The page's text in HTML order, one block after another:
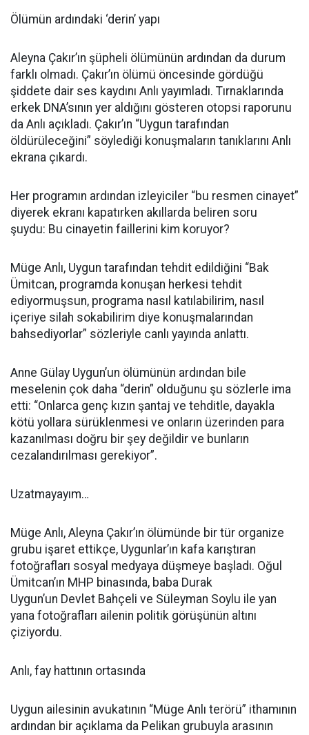
Ölümün ardındaki ‘derin’ yapı
Aleyna Çakır’ın şüpheli ölümünün ardından da durum
farklı olmadı. Çakır’ın ölümü öncesinde gördüğü
şiddete dair ses kaydını Anlı yayımladı. Tırnaklarında
erkek DNA’sının yer aldığını gösteren otopsi raporunu
da Anlı açıkladı. Çakır’ın “Uygun tarafından
öldürüleceğini” söylediği konuşmaların tanıklarını Anlı
ekrana çıkardı.
Her programın ardından izleyiciler “bu resmen cinayet”
diyerek ekranı kapatırken akıllarda beliren soru
şuydu: Bu cinayetin faillerini kim koruyor?
Müge Anlı, Uygun tarafından tehdit edildiğini “Bak
Ümitcan, programda konuşan herkesi tehdit
ediyormuşsun, programa nasıl katılabilirim, nasıl
içeriye silah sokabilirim diye konuşmalarından
bahsediyorlar” sözleriyle canlı yayında anlattı.
Anne Gülay Uygun’un ölümünün ardından bile
meselenin çok daha “derin” olduğunu şu sözlerle ima
etti: “Onlarca genç kızın şantaj ve tehditle, dayakla
kötü yollara sürüklenmesi ve onların üzerinden para
kazanılması doğru bir şey değildir ve bunların
cezalandırılması gerekiyor”.
Uzatmayayım…
Müge Anlı, Aleyna Çakır’ın ölümünde bir tür organize
grubu işaret ettikçe, Uygunlar’ın kafa karıştıran
fotoğrafları sosyal medyaya düşmeye başladı. Oğul
Ümitcan’ın MHP binasında, baba Durak
Uygun’un Devlet Bahçeli ve Süleyman Soylu ile yan
yana fotoğrafları ailenin politik görüşünün altını
çiziyordu.
Anlı, fay hattının ortasında
Uygun ailesinin avukatının “Müge Anlı terörü” ithamının
ardından bir açıklama da Pelikan grubuyla arasının